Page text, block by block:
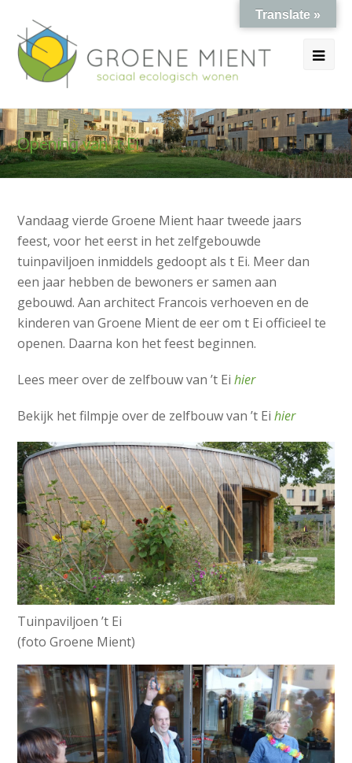
Opening van `t Ei
Vandaag vierde Groene Mient haar tweede jaars
feest, voor het eerst in het zelfgebouwde
tuinpaviljoen inmiddels gedoopt als t Ei. Meer dan
een jaar hebben de bewoners er samen aan
gebouwd. Aan architect Francois verhoeven en de
kinderen van Groene Mient de eer om t Ei officieel te
openen. Daarna kon het feest beginnen.
Lees meer over de zelfbouw van ’t Eihier
Bekijk het filmpje over de zelfbouw van ’t Eihier
Tuinpaviljoen ’t Ei
(foto Groene Mient)
Translate »